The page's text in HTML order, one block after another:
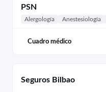
PSN
Alergología Anestesiología
Cuadro médico
Seguros Bilbao